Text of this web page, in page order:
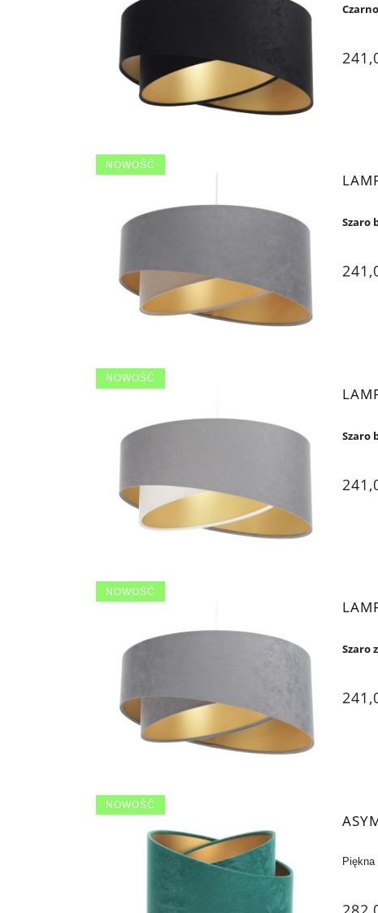
Szaro
NOWOŚĆ
Szaro
NOWOŚĆ
Szaro
NOWOŚĆ
NOWOŚĆ